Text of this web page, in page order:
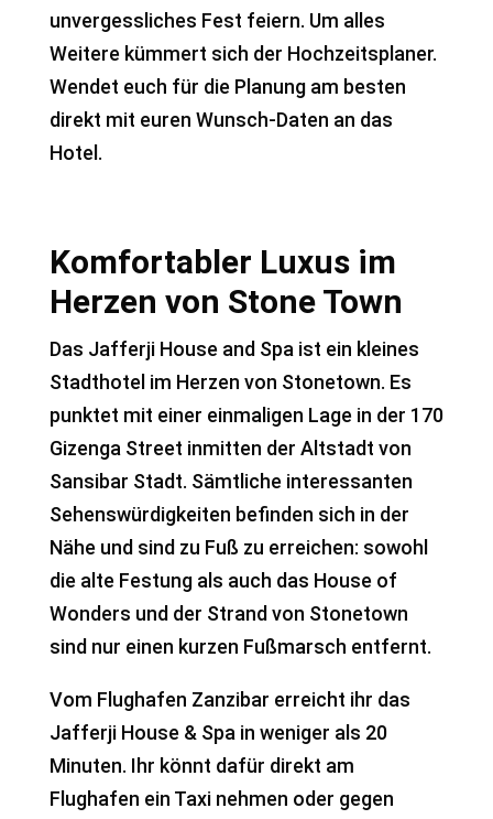
unvergessliches Fest feiern. Um alles
Weitere kümmert sich der Hochzeitsplaner.
Wendet euch für die Planung am besten
direkt mit euren Wunsch-Daten an das
Hotel.
Komfortabler Luxus im
Herzen von Stone Town
Das Jafferji House and Spa ist ein kleines
Stadthotel im Herzen von Stonetown. Es
punktet mit einer einmaligen Lage in der 170
Gizenga Street inmitten der Altstadt von
Sansibar Stadt. Sämtliche interessanten
Sehenswürdigkeiten befinden sich in der
Nähe und sind zu Fuß zu erreichen: sowohl
die alte Festung als auch das House of
Wonders und der Strand von Stonetown
sind nur einen kurzen Fußmarsch entfernt.
Vom Flughafen Zanzibar erreicht ihr das
Jafferji House & Spa in weniger als 20
Minuten. Ihr könnt dafür direkt am
Flughafen ein Taxi nehmen oder gegen